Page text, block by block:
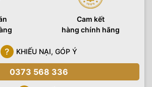
Cam kết
hàng chính hãng
KHIẾU NẠI, GÓP Ý
0373 568 336